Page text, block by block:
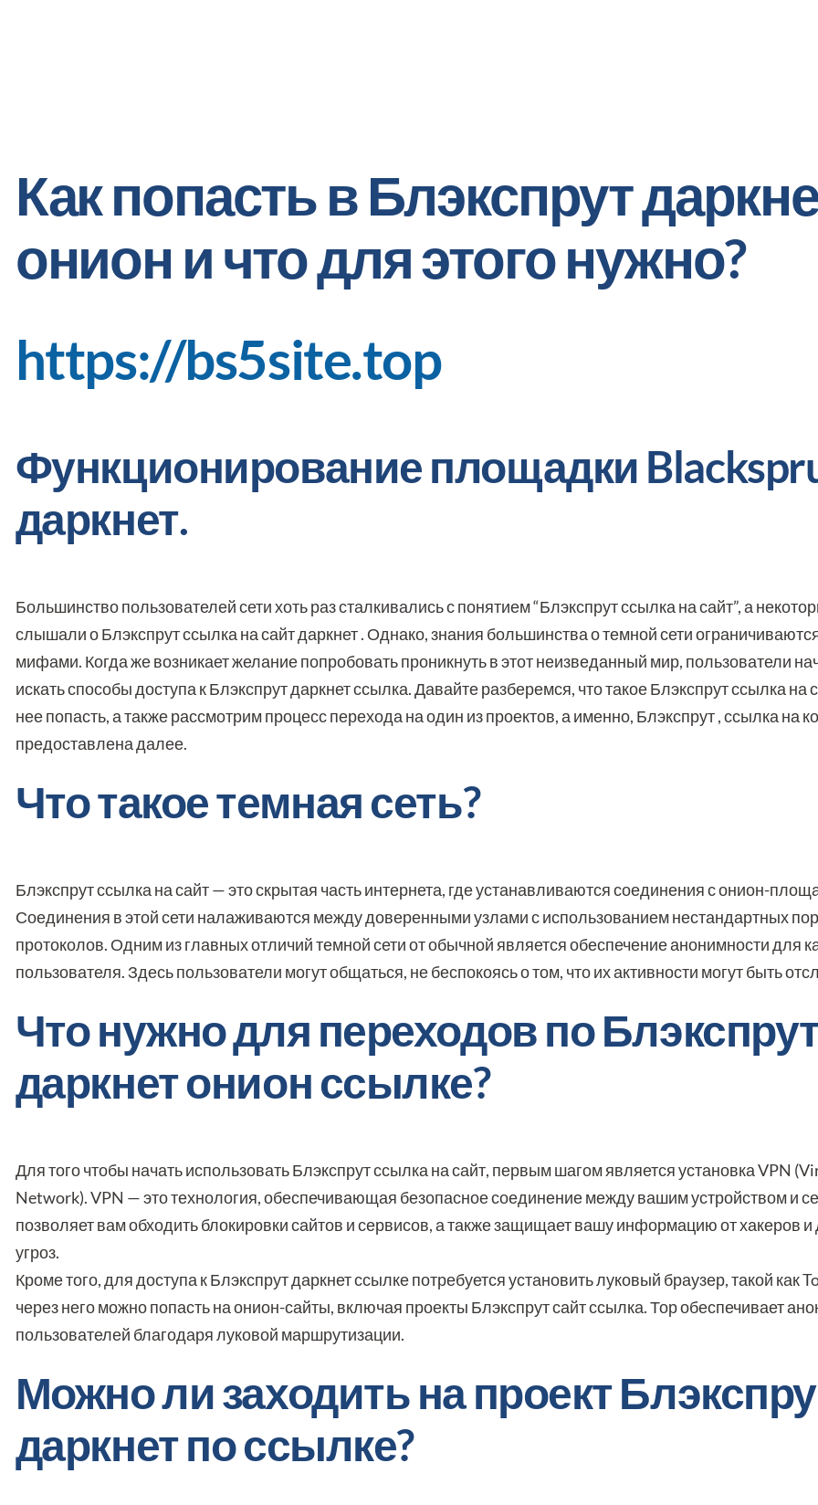
Как попасть в Блэкспрут
онион и что для этого нужно?
https://bs5site.top
Функционирование площадки
даркнет.
Большинство пользователей сети хоть раз сталкивались с понятием “Блэкспрут ссылка на сайт”, а
слышали о Блэкспрут ссылка на сайт даркнет . Однако, знания большинства о темной сети
мифами. Когда же возникает желание попробовать проникнуть в этот неизведанный мир, пользователи
искать способы доступа к Блэкспрут даркнет ссылка. Давайте разберемся, что такое Блэкспрут ссылка на
нее попасть, а также рассмотрим процесс перехода на один из проектов, а именно, Блэкспрут , ссылка на
предоставлена далее.
Что такое темная сеть?
Блэкспрут ссылка на сайт — это скрытая часть интернета, где устанавливаются соединения с онион-
Соединения в этой сети налаживаются между доверенными узлами с использованием нестандартных
протоколов. Одним из главных отличий темной сети от обычной является обеспечение анонимности для
пользователя. Здесь пользователи могут общаться, не беспокоясь о том, что их активности могут быть
Что нужно для переходов по
даркнет онион ссылке?
Для того чтобы начать использовать Блэкспрут ссылка на сайт, первым шагом является установка VPN
Network). VPN — это технология, обеспечивающая безопасное соединение между вашим устройством и
позволяет вам обходить блокировки сайтов и сервисов, а также защищает вашу информацию от хакеров и
угроз.
Кроме того, для доступа к Блэкспрут даркнет ссылке потребуется установить луковый браузер, такой как
через него можно попасть на онион-сайты, включая проекты Блэкспрут сайт ссылка. Тор обеспечивает
пользователей благодаря луковой маршрутизации.
Можно ли заходить на проект
даркнет по ссылке?